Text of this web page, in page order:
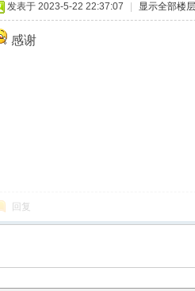
发表于 2023-5-22 22:37:07 显示全部楼层
感谢
回复